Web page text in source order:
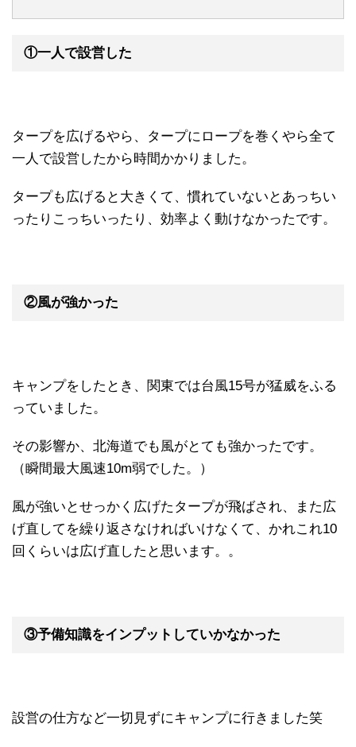
①一人で設営した
タープを広げるやら、タープにロープを巻くやら全て
一人で設営したから時間かかりました。
タープも広げると大きくて、慣れていないとあっちい
ったりこっちいったり、効率よく動けなかったです。
②風が強かった
キャンプをしたとき、関東では台風15号が猛威をふる
っていました。
その影響か、北海道でも風がとても強かったです。
（瞬間最大風速10m弱でした。）
風が強いとせっかく広げたタープが飛ばされ、また広
げ直してを繰り返さなければいけなくて、かれこれ10
回くらいは広げ直したと思います。。
③予備知識をインプットしていかなかった
設営の仕方など一切見ずにキャンプに行きました笑